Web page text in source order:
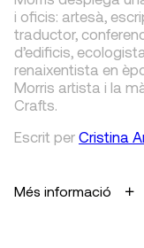
i oficis: artesà,
traductor,
d’edificis,
renaixentista en
Morris artista i la
Crafts.
Escrit per Cristina
Més informació